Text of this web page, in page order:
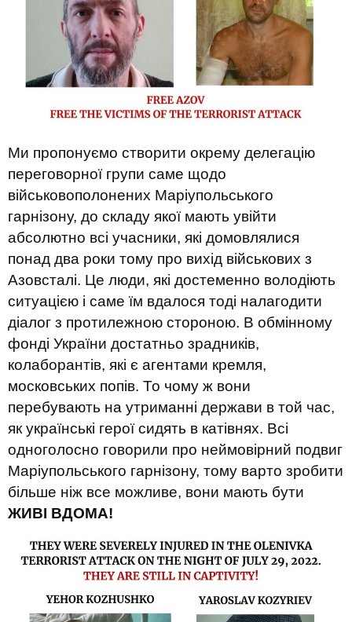
Ми пропонуємо створити окрему делегацію
переговорної групи саме щодо
військовополонених Маріупольського
гарнізону, до складу якої мають увійти
абсолютно всі учасники, які домовлялися
понад два роки тому про вихід військових з
Азовсталі. Це люди, які достеменно володіють
ситуацією і саме їм вдалося тоді налагодити
діалог з протилежною стороною. В обмінному
фонді України достатньо зрадників,
колаборантів, які є агентами кремля,
московських попів. То чому ж вони
перебувають на утриманні держави в той час,
як українські герої сидять в катівнях. Всі
одноголосно говорили про неймовірний подвиг
Маріупольського гарнізону, тому варто зробити
більше ніж все можливе, вони мають бути
ЖИВІ ВДОМА!